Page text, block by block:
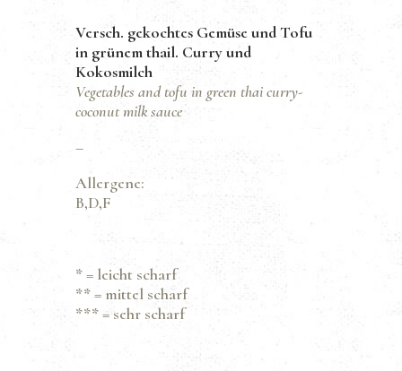
Versch. gekochtes Gemüse und Tofu
in grünem thail. Curry und
Kokosmilch
Vegetables and tofu in green thai curry-
coconut milk sauce
–
Allergene:
B,D,F
*= leicht scharf
**= mittel scharf
***= sehr scharf